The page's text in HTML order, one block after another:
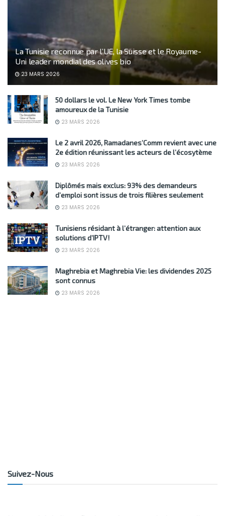
La Tunisie reconnue par l’UE, la Suisse et le Royaume-
Uni leader mondial des olives bio
23 MARS 2026
50 dollars le vol. Le New York Times tombe
amoureux de la Tunisie
23 MARS 2026
Le 2 avril 2026, Ramadanes’Comm revient avec une
2e édition réunissant les acteurs de l’écosytème
23 MARS 2026
Diplômés mais exclus: 93% des demandeurs
d’emploi sont issus de trois filières seulement
23 MARS 2026
Tunisiens résidant à l’étranger: attention aux
solutions d’IPTV!
23 MARS 2026
Maghrebia et Maghrebia Vie: les dividendes 2025
sont connus
23 MARS 2026
Suivez-Nous